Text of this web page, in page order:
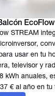
STREAM
usar en tu
televisor y
kWh anuales,
€ al año en